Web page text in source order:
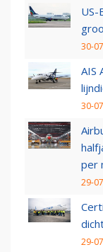
US-
30-
AIS
30-
per
29-
29-